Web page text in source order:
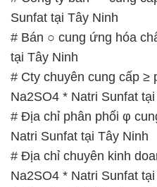
Sunfat tại Tây Ninh
# Bán ○ cung ứng hóa
tại Tây Ninh
# Cty chuyên cung cấp ≥
Na2SO4 * Natri Sunfat
# Địa chỉ phân phối φ
Natri Sunfat tại Tây Ninh
# Địa chỉ chuyên kinh
Na2SO4 * Natri Sunfat